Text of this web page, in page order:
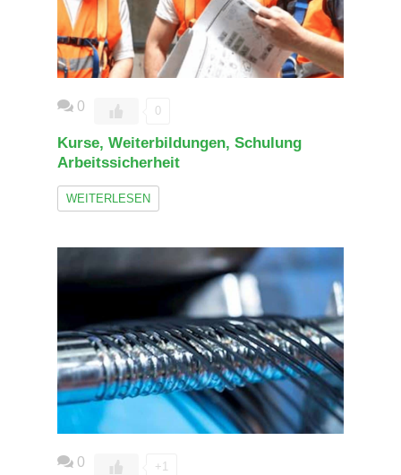
0 0
Kurse, Weiterbildungen, Schulung
Arbeitssicherheit
WEITERLESEN
0 +1